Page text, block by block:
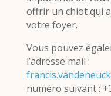
offrir un chiot qui
votre foyer.
Vous pouvez
l’adresse mail :
numéro suivant :